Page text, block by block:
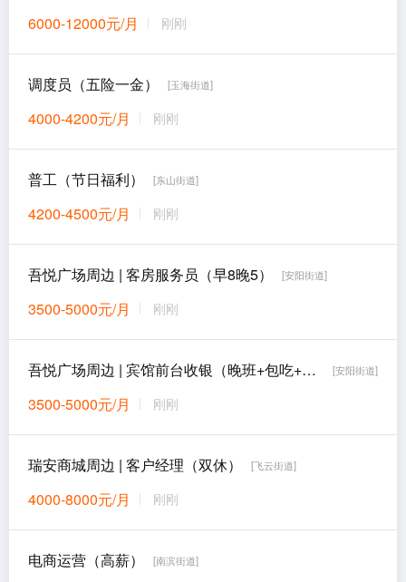
6000-12000元/月 刚刚
调度员（五险一金） [玉海街道]
4000-4200元/月 刚刚
普工（节日福利） [东山街道]
4200-4500元/月 刚刚
吾悦广场周边 | 客房服务员（早8晚5） [安阳街道]
3500-5000元/月 刚刚
吾悦广场周边 | 宾馆前台收银（晚班+包吃+上四休二） [安阳街道]
3500-5000元/月 刚刚
瑞安商城周边 | 客户经理（双休） [飞云街道]
4000-8000元/月 刚刚
电商运营（高薪） [南滨街道]